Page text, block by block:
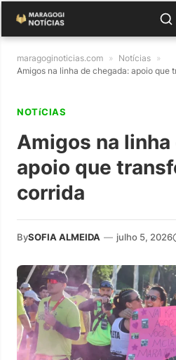
maragoginoticias.com » Notícias »
Amigos na linha de chegada: apoio que
NOTíCIAS
Amigos na
apoio que
corrida
BySOFIA ALMEIDA — julho 5, 2026